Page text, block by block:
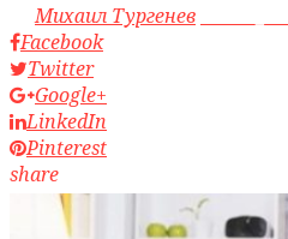
byМихаил Тургенев
Facebook
Twitter
Google+
LinkedIn
Pinterest
share